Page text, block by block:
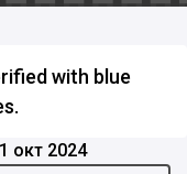
with blue
окт 2024